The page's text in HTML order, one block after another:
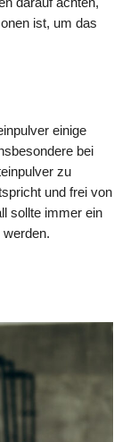
ist, um das
einige
bei
zu
und frei von
sollte immer ein